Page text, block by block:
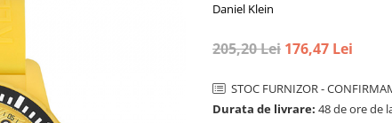
Daniel Klein
205,20 Lei 176,47 Lei
STOC FURNIZOR -
Durata de livrare: 48 de ore de